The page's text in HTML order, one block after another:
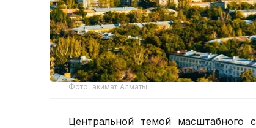
Фото: акимат Алматы
Центральной темой масштабного